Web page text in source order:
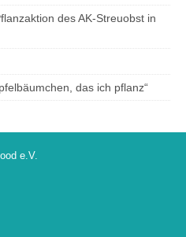
des AK-Streuobst in
das ich pflanz“
e.V.